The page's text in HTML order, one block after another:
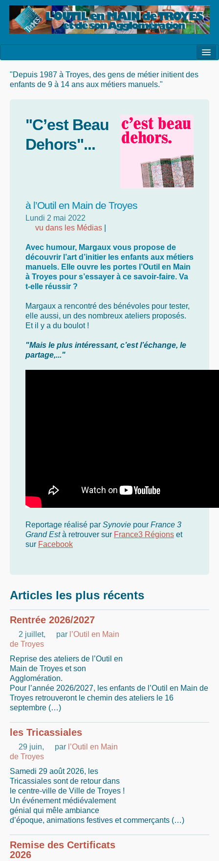
la Vie de l’Association
les Evénements
les Réalisations
"Depuis 1987 à Troyes, des gens de métier initient des
enfants de 9 à 14 ans aux métiers manuels."
"C’est Beau
Dehors"...
à l’Outil en Main de Troyes
Lundi 2 mai 2022
vu dans les Médias
Avec humour, Margaux vous propose de
découvrir l’art d’initier les enfants aux métiers
manuels. Elle ouvre les portes l’Outil en Main
à Troyes pour s’essayer à ce savoir-faire. Va
t-elle réussir ?
Margaux a rencontré des bénévoles pour tester,
elle aussi, un des nombreux ateliers proposés.
Et il y a du boulot !
"Mais le plus intéressant, c’est l’échange, le
partage,..."
Reportage réalisé par Synovie pour France 3
Grand Està retrouver sur France3 Régions et
sur Facebook
Articles les plus récents
Rentrée 2026/2027
2 juillet, par l’Outil en Main
de Troyes
Reprise des ateliers de l’Outil en
Main de Troyes et son
Agglomération.
Pour l’année 2026/2027, les enfants de l’Outil en Main de
Troyes retrouveront le chemin des ateliers le 16
septembre (…)
les Tricassiales
29 juin, par l’Outil en Main
de Troyes
Samedi 29 août 2026, les
Tricassiales sont de retour dans
le centre-ville de Ville de Troyes !
Un événement médiévalement
génial qui mêle ambiance
d’époque, animations festives et commerçants (…)
Remise des Certificats
2026